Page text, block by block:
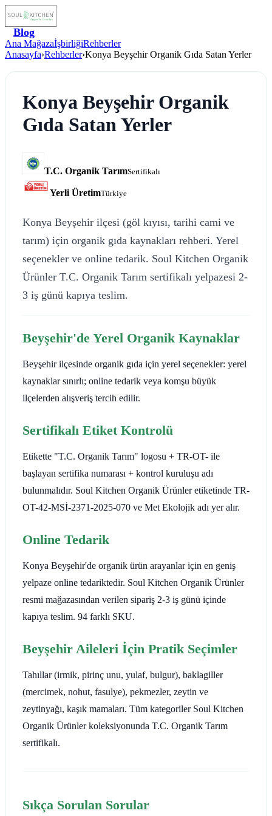
Blog
Ana MağazaİşbirliğiRehberler
Anasayfa›Rehberler›Konya Beyşehir Organik Gıda Satan Yerler
Konya Beyşehir Organik
Gıda Satan Yerler
T.C. Organik TarımSertifikalı
Yerli ÜretimTürkiye
Konya Beyşehir ilçesi (göl kıyısı, tarihi cami ve
tarım) için organik gıda kaynakları rehberi. Yerel
seçenekler ve online tedarik. Soul Kitchen Organik
Ürünler T.C. Organik Tarım sertifikalı yelpazesi 2-
3 iş günü kapıya teslim.
Beyşehir'de Yerel Organik Kaynaklar
Beyşehir ilçesinde organik gıda için yerel seçenekler: yerel
kaynaklar sınırlı; online tedarik veya komşu büyük
ilçelerden alışveriş tercih edilir.
Sertifikalı Etiket Kontrolü
Etikette "T.C. Organik Tarım" logosu + TR-OT- ile
başlayan sertifika numarası + kontrol kuruluşu adı
bulunmalıdır. Soul Kitchen Organik Ürünler etiketinde TR-
OT-42-MSİ-2371-2025-070 ve Met Ekolojik adı yer alır.
Online Tedarik
Konya Beyşehir'de organik ürün arayanlar için en geniş
yelpaze online tedariktedir. Soul Kitchen Organik Ürünler
resmi mağazasından verilen sipariş 2-3 iş günü içinde
kapıya teslim. 94 farklı SKU.
Beyşehir Aileleri İçin Pratik Seçimler
Tahıllar (irmik, pirinç unu, yulaf, bulgur), baklagiller
(mercimek, nohut, fasulye), pekmezler, zeytin ve
zeytinyağı, kaşık mamaları. Tüm kategoriler Soul Kitchen
Organik Ürünler koleksiyonunda T.C. Organik Tarım
sertifikalı.
Sıkça Sorulan Sorular